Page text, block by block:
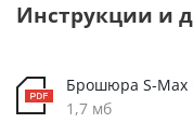
Инструкции и
Брошюра S-Max
1,7 мб